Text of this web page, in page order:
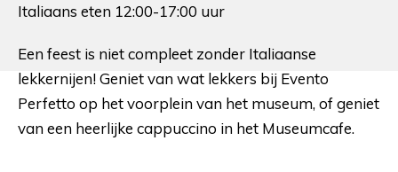
Italiaans eten 12:00-17:00 uur
Een feest is niet compleet zonder Italiaanse
lekkernijen! Geniet van wat lekkers bij Evento
Perfetto op het voorplein van het museum, of geniet
van een heerlijke cappuccino in het Museumcafe.